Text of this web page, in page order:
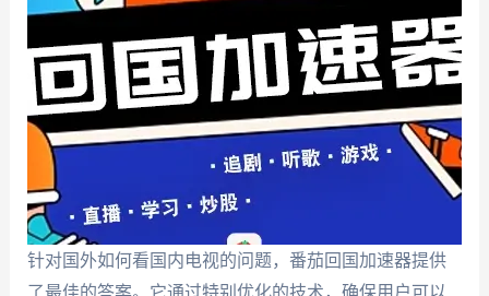
针对国外如何看国内电视的问题，番茄回国加速器提供